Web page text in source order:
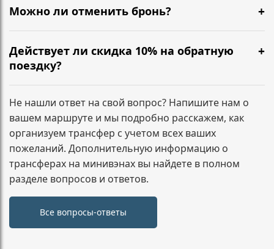
дополнительным адресам, лучше указать это при
бронировании — зафиксируем маршрут заранее.
подготовили салон и согласовали формат
Можно ли отменить бронь?
Да. Условия зависят от времени до подачи
минивэна. Напишите нам, и мы сразу подскажем по
вашему заказу.
Действует ли скидка 10% на обратную
поездку?
Да. При бронировании трансфера туда и обратно
скидка 10% на обратный маршрут применяется
автоматически и фиксируется в подтверждении
заказа.
Не нашли ответ на свой вопрос? Напишите нам о
вашем маршруте и мы подробно расскажем, как
организуем трансфер с учетом всех ваших
пожеланий. Дополнительную информацию о
трансферах на минивэнах вы найдете в полном
разделе вопросов и ответов.
Все вопросы-ответы